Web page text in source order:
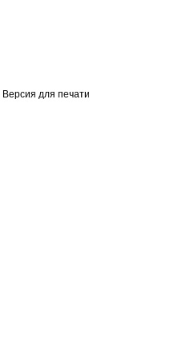
Версия для печати